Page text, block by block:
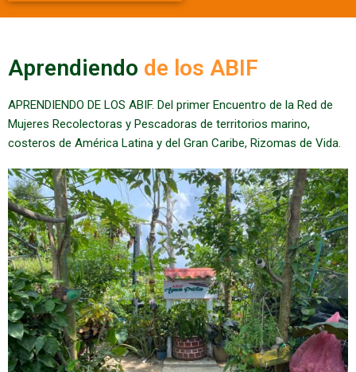
Aprendiendo de los ABIF
APRENDIENDO DE LOS ABIF. Del primer Encuentro de la Red de
Mujeres Recolectoras y Pescadoras de territorios marino,
costeros de América Latina y del Gran Caribe, Rizomas de Vida.